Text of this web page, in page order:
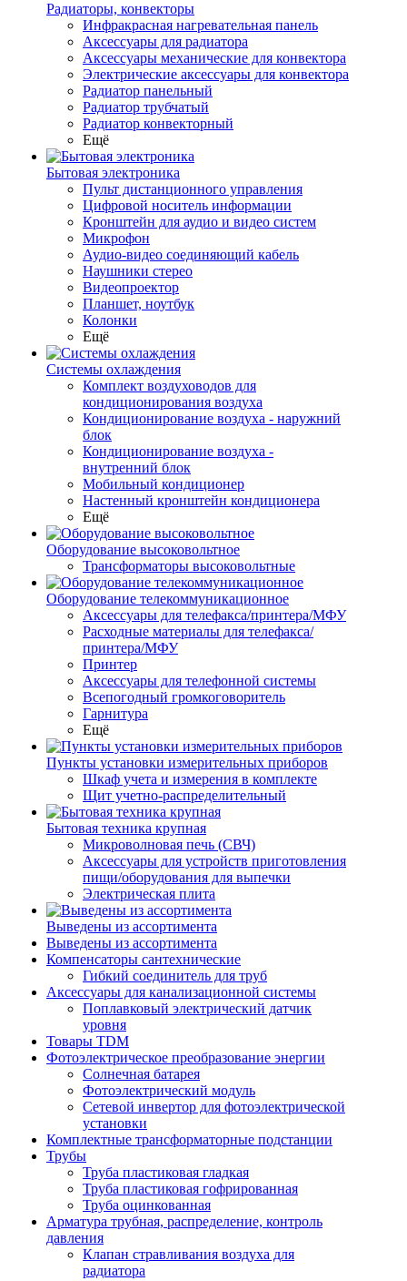
Радиаторы, конвекторы
Инфракрасная нагревательная панель
Аксессуары для радиатора
Аксессуары механические для конвектора
Электрические аксессуары для конвектора
Радиатор панельный
Радиатор трубчатый
Радиатор конвекторный
Ещё
Бытовая электроника
Пульт дистанционного управления
Цифровой носитель информации
Кронштейн для аудио и видео систем
Микрофон
Аудио-видео соединяющий кабель
Наушники стерео
Видеопроектор
Планшет, ноутбук
Колонки
Ещё
Системы охлаждения
Комплект воздуховодов для
кондиционирования воздуха
Кондиционирование воздуха - наружний
блок
Кондиционирование воздуха -
внутренний блок
Мобильный кондиционер
Настенный кронштейн кондиционера
Ещё
Оборудование высоковольтное
Трансформаторы высоковольтные
Оборудование телекоммуникационное
Аксессуары для телефакса/принтера/МФУ
Расходные материалы для телефакса/
принтера/МФУ
Принтер
Аксессуары для телефонной системы
Всепогодный громкоговоритель
Гарнитура
Ещё
Пункты установки измерительных приборов
Шкаф учета и измерения в комплекте
Щит учетно-распределительный
Бытовая техника крупная
Микроволновая печь (СВЧ)
Аксессуары для устройств приготовления
пищи/оборудования для выпечки
Электрическая плита
Выведены из ассортимента
Выведены из ассортимента
Компенсаторы сантехнические
Гибкий соединитель для труб
Аксессуары для канализационной системы
Поплавковый электрический датчик
уровня
Товары TDM
Фотоэлектрическое преобразование энергии
Солнечная батарея
Фотоэлектрический модуль
Сетевой инвертор для фотоэлектрической
установки
Комплектные трансформаторные подстанции
Трубы
Труба пластиковая гладкая
Труба пластиковая гофрированная
Труба оцинкованная
Арматура трубная, распределение, контроль
давления
Клапан стравливания воздуха для
радиатора